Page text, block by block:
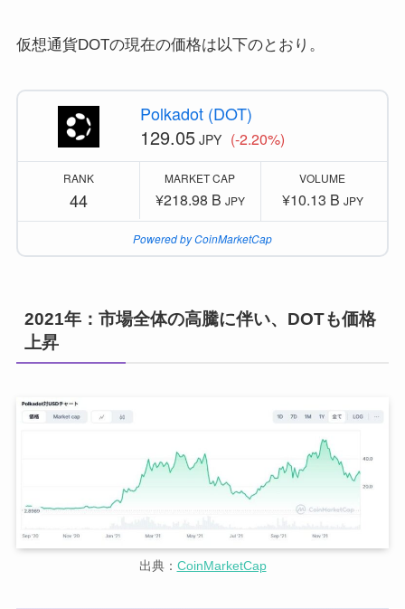
仮想通貨DOTの現在の価格は以下のとおり。
Polkadot (DOT)
129.05 JPY (-2.20%)
RANK
44
MARKET CAP
¥218.98 B JPY
VOLUME
¥10.13 B JPY
Powered by CoinMarketCap
2021年：市場全体の高騰に伴い、DOTも価格
上昇
出典： CoinMarketCap